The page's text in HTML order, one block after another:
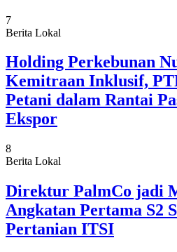
7
Berita Lokal
Holding Perkebunan
Kemitraan Inklusif,
Petani dalam Rantai
Ekspor
8
Berita Lokal
Direktur PalmCo jadi
Angkatan Pertama S2
Pertanian ITSI